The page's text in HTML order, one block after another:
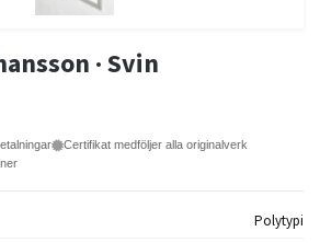
· Svin
Certifikat medföljer alla originalverk
Polytypi